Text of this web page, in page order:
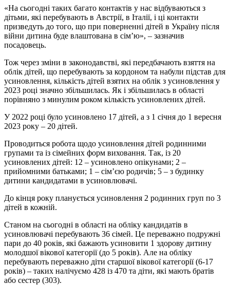
«На сьогодні таких багато контактів у нас відбуваються з
дітьми, які перебувають в Австрії, в Італії, і ці контакти
призведуть до того, що при поверненні дітей в Україну після
війни дитина буде влаштована в сім’ю», – зазначив
посадовець.
Тож через зміни в законодавстві, які передбачають взяття на
облік дітей, що перебувають за кордоном та набули підстав для
усиновлення, кількість дітей взятих на облік з усиновлення у
2023 році значно збільшилась. Як і збільшилась в області
порівняно з минулим роком кількість усиновлених дітей.
У 2022 році було усиновлено 17 дітей, а з 1 січня до 1 вересня
2023 року – 20 дітей.
Проводиться робота щодо усиновлення дітей родинними
групами та із сімейних форм виховання. Так, із 20
усиновлених дітей: 12 – усиновлено опікунами; 2 –
прийомними батьками; 1 – сім’єю родичів; 5 – з будинку
дитини кандидатами в усиновлювачі.
До кінця року планується усиновлення 2 родинних груп по 3
дітей в кожній.
Станом на сьогодні в області на обліку кандидатів в
усиновлювачі перебувають 36 сімей. Це переважно подружні
пари до 40 років, які бажають усиновити 1 здорову дитину
молодшої вікової категорії (до 5 років). Але на обліку
перебувають переважно діти старшої вікової категорії (6-17
років) – таких налічуємо 428 із 470 та діти, які мають братів
або сестер (303).